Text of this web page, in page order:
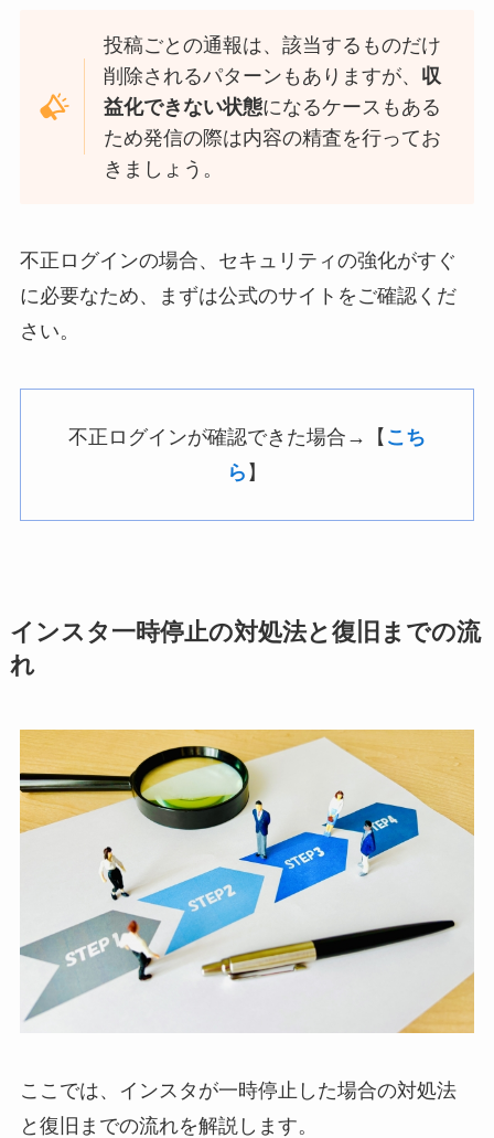
投稿ごとの通報は、該当するものだけ
削除されるパターンもありますが、 収
益化できない状態になるケースもある
ため発信の際は内容の精査を行ってお
きましょう。
不正ログインの場合、セキュリティの強化がすぐ
に必要なため、まずは公式のサイトをご確認くだ
さい。
不正ログインが確認できた場合→【 こち
ら 】
インスタ一時停止の対処法と復旧までの流
れ
ここでは、インスタが一時停止した場合の対処法
と復旧までの流れを解説します。